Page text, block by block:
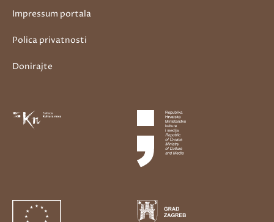
Impressum portala
Polica privatnosti
Donirajte